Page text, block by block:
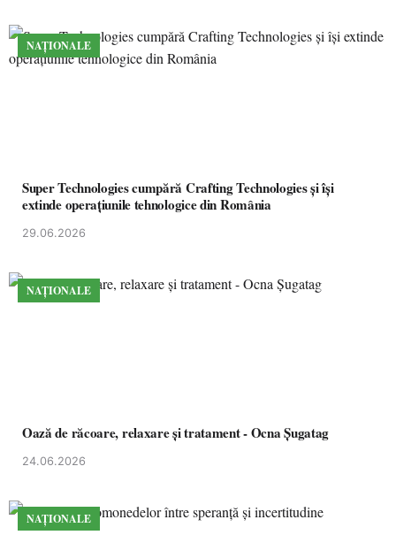
NAȚIONALE
Super Technologies cumpără Crafting Technologies și își
extinde operațiunile tehnologice din România
29.06.2026
NAȚIONALE
Oază de răcoare, relaxare și tratament - Ocna Șugatag
24.06.2026
NAȚIONALE